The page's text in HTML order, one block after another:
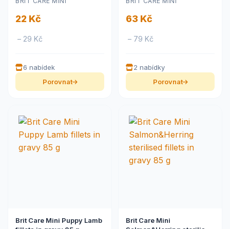
22 Kč
– 29 Kč
6 nabídek
Porovnat
63 Kč
– 79 Kč
2 nabídky
Porovnat
Brit Care Mini Puppy Lamb
Brit Care Mini